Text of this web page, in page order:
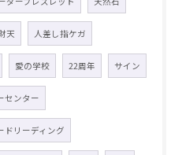
天 人差し指ケガ
愛の学校 22周年 サイン
センター
ドリーディング